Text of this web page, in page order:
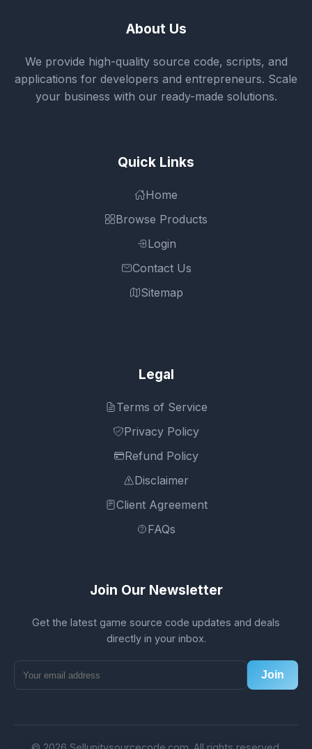
About Us
We provide high-quality source code, scripts, and
applications for developers and entrepreneurs. Scale
your business with our ready-made solutions.
Quick Links
Home
Browse Products
Login
Contact Us
Sitemap
Legal
Terms of Service
Privacy Policy
Refund Policy
Disclaimer
Client Agreement
FAQs
Join Our Newsletter
Get the latest game source code updates and deals
directly in your inbox.
Join